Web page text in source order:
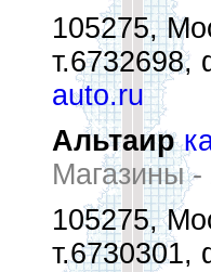
105275,
т.6732698,
auto.ru
Альтаир
Магазины
105275,
т.6730301,